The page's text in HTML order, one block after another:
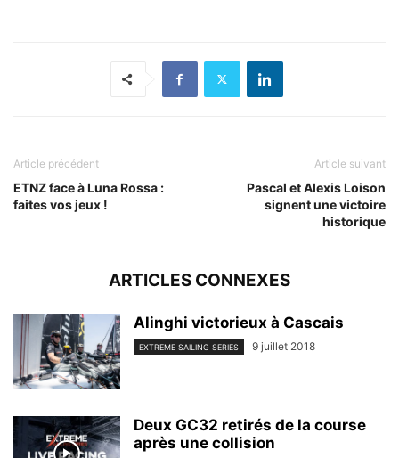
Article précédent
ETNZ face à Luna Rossa :
faites vos jeux !
Article suivant
Pascal et Alexis Loison
signent une victoire
historique
ARTICLES CONNEXES
Alinghi victorieux à Cascais
EXTREME SAILING SERIES 9 juillet 2018
Deux GC32 retirés de la course
après une collision